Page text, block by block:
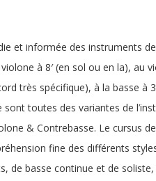
et informée des instruments
à 8′ (en sol ou en la), au
très spécifique), à la basse à
toutes des variantes de
& Contrebasse. Le cursus
fine des différents
de basse continue et de